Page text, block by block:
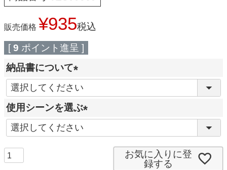
販売価格 ¥935税込
[ 9 ポイント進呈 ]
納品書について
(
必
須
)
使用シーンを選ぶ
必
お気に入りに登
録する